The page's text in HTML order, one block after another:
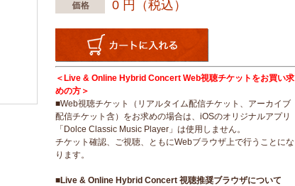
0 円（税込）
＜Live & Online Hybrid Concert Web視聴チケットをお買い求
めの方＞
■Web視聴チケット（リアルタイム配信チケット、アーカイブ
配信チケット含）をお求めの場合は、iOSのオリジナルアプリ
「Dolce Classic Music Player」は使用しません。
チケット確認、ご視聴、ともにWebブラウザ上で行うことにな
ります。
■Live & Online Hybrid Concert 視聴推奨ブラウザについて